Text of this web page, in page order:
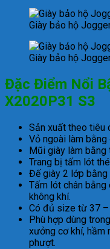
Giày bảo hộ
Giày bảo hộ
Đặc Điểm Nổi
X2020P31 S3
Sản xuất theo tiêu
Vỏ ngoài làm bằng
Mũi giày làm bằng
Trang bị tấm lót
Đế giày 2 lớp bằng
Tấm lót chân bằng
không khí.
Có đủ size từ 37 –
Phù hợp dùng
xưởng cơ khí, hầm
phượt.